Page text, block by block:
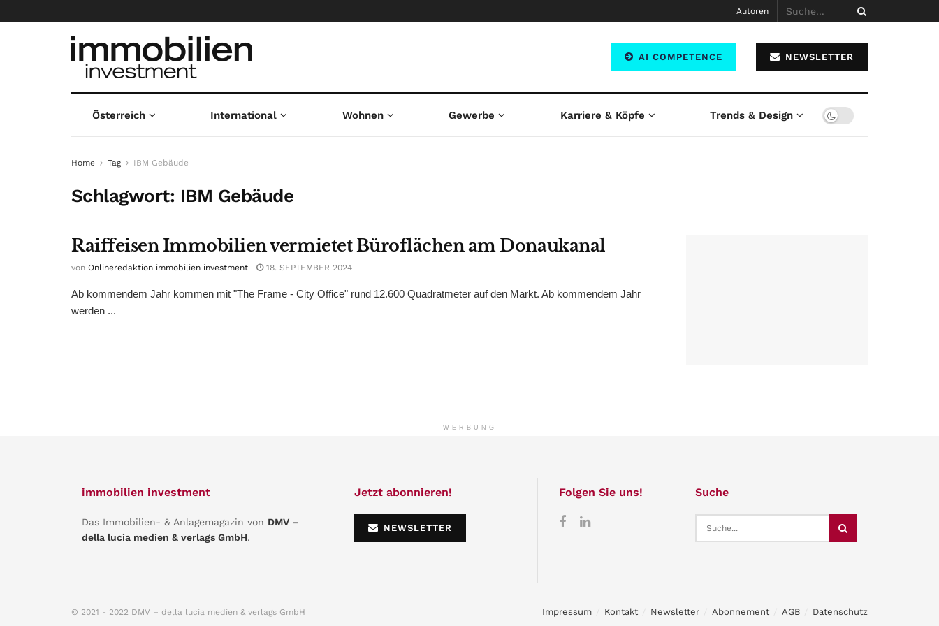
Autoren
AI COMPETENCE NEWSLETTER
Österreich International Wohnen Gewerbe Karriere & Köpfe Trends & Design
Home Tag IBM Gebäude
Schlagwort: IBM Gebäude
Raiffeisen Immobilien vermietet Büroflächen am Donaukanal
von Onlineredaktion immobilien investment 18. SEPTEMBER 2024
Ab kommendem Jahr kommen mit "The Frame - City Office" rund 12.600 Quadratmeter auf den Markt. Ab kommendem Jahr
werden ...
WERBUNG
immobilien investment
Das Immobilien- & Anlagemagazin von DMV –
della lucia medien & verlags GmbH.
Jetzt abonnieren!
NEWSLETTER
Folgen Sie uns! Suche
Impressum Kontakt Newsletter Abonnement AGB Datenschutz
© 2021 - 2022 DMV – della lucia medien & verlags GmbH